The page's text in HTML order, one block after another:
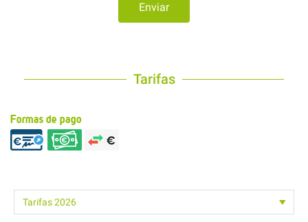
Enviar
Tarifas
Formas de pago